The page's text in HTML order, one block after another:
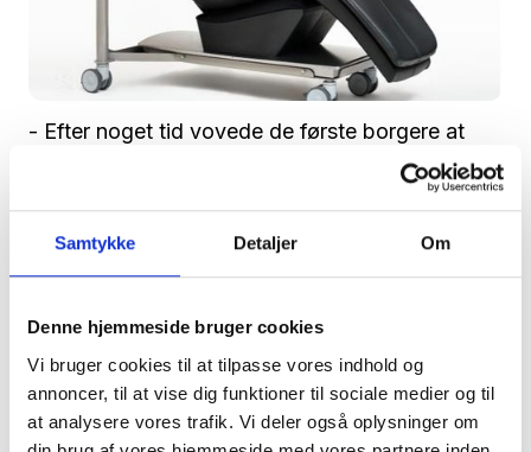
Samtykke Detaljer Om
Denne hjemmeside bruger cookies
Vi bruger cookies til at tilpasse vores indhold og
annoncer, til at vise dig funktioner til sociale medier og til
at analysere vores trafik. Vi deler også oplysninger om
- Efter noget tid vovede de første borgere at
gøre forsøget, og det er nu cirka halvdelen af
borgerne i huset, som bruger den med jævne
Men der kommer sikkert flere til, mener Elisa
måske ikke helt nok for alle borgere.
- Kan du huske dengang, du blev uvenner med
en af de andre, og du så satte dig i stolen her,